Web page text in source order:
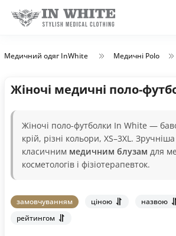
Медичний одяг InWhite Медичні Polo
Жіночі медичні поло-
Жіночі поло-футболки In White —
крій, різні кольори, XS–3XL.
класичним медичним блузам для
косметологів і фізіотерапевток.
замовчуванням ціною
назвою
рейтингом